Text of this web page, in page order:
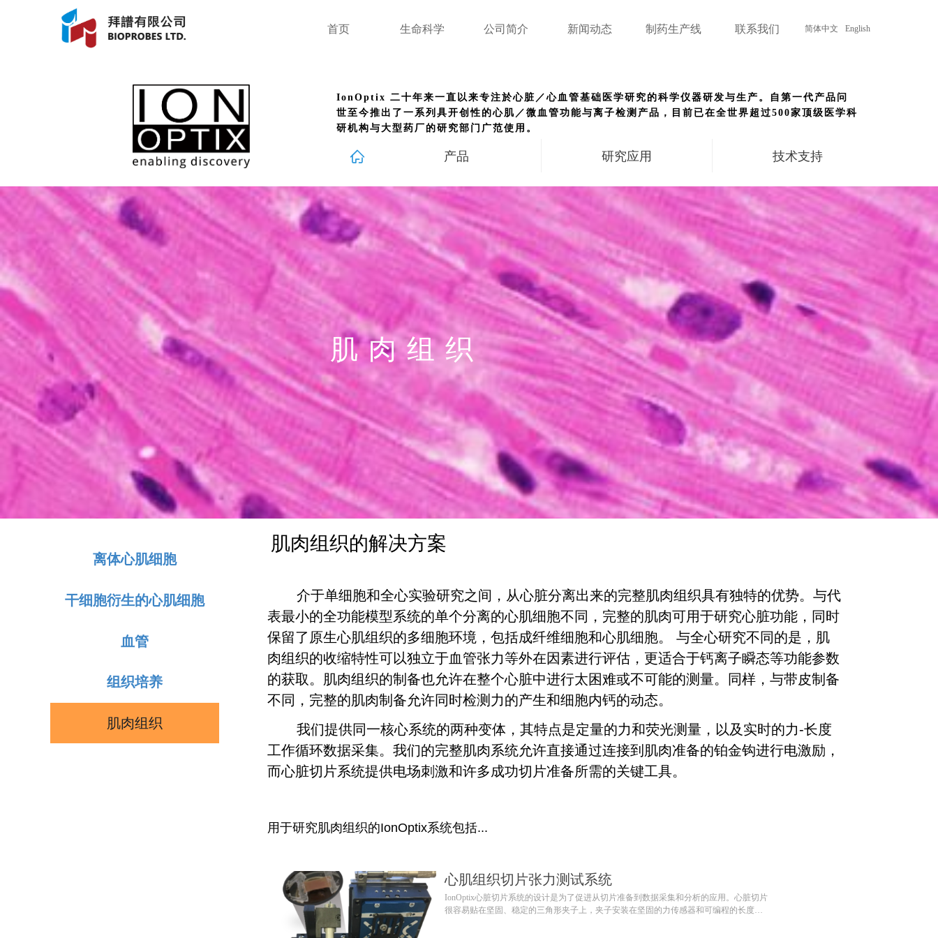
首页 生命科学 公司简介 新闻动态 制药生产线 联系我们 简体中文 English
产品 研究应用 技术支持
IonOptix 二十年来一直以来专注於心脏／心血管基础医学研究的科学仪器研发与生产。自第一代产品问
世至今推出了一系列具开创性的心肌／微血管功能与离子检测产品，目前已在全世界超过500家顶级医学科
研机构与大型药厂的研究部门广范使用。
ꀇ
肌肉组织
肌肉组织的解决方案
介于单细胞和全心实验研究之间，从心脏分离出来的完整肌肉组织具有独特的优势。与代
表最小的全功能模型系统的单个分离的心肌细胞不同，完整的肌肉可用于研究心脏功能，同时
保留了原生心肌组织的多细胞环境，包括成纤维细胞和心肌细胞。 与全心研究不同的是，肌
肉组织的收缩特性可以独立于血管张力等外在因素进行评估，更适合于钙离子瞬态等功能参数
的获取。肌肉组织的制备也允许在整个心脏中进行太困难或不可能的测量。同样，与带皮制备
不同，完整的肌肉制备允许同时检测力的产生和细胞内钙的动态。
我们提供同一核心系统的两种变体，其特点是定量的力和荧光测量，以及实时的力-长度
工作循环数据采集。我们的完整肌肉系统允许直接通过连接到肌肉准备的铂金钩进行电激励，
而心脏切片系统提供电场刺激和许多成功切片准备所需的关键工具。
心肌组织切片张力测试系统
IonOptix心脏切片系统的设计是为了促进从切片准备到数据采集和分析的应用。心脏切片
很容易贴在坚固、稳定的三角形夹子上，夹子安装在坚固的力传感器和可编程的长度控
用于研究肌肉组织的IonOptix系统包括...
离体心肌细胞
干细胞衍生的心肌细胞
血管
组织培养
肌肉组织